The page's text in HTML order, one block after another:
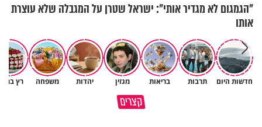
"הגמגום לא מגדיר אותי": ישראל שטרן על המגבלה שלא עוצרת
אותו
חדשות היום תרבות בריאות מגזין יהדות משפחה רץ
קצרים
תשתמש באהבה של השם לטובתך
פותחים פתח קטן - ומקבלים